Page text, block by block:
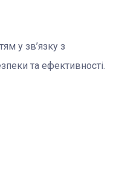
у зв’язку з
та ефективності.